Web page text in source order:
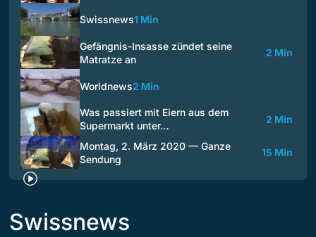
Swissnews1 Min
Gefängnis-Insasse zündet seine
Matratze an
2 Min
Worldnews2 Min
Was passiert mit Eiern aus dem
Supermarkt unter…
2 Min
Montag, 2. März 2020 — Ganze
Sendung
15 Min
Swissnews